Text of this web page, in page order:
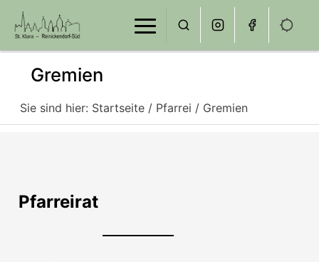
Gremien
Sie sind hier: Startseite / Pfarrei / Gremien
Pfarreirat